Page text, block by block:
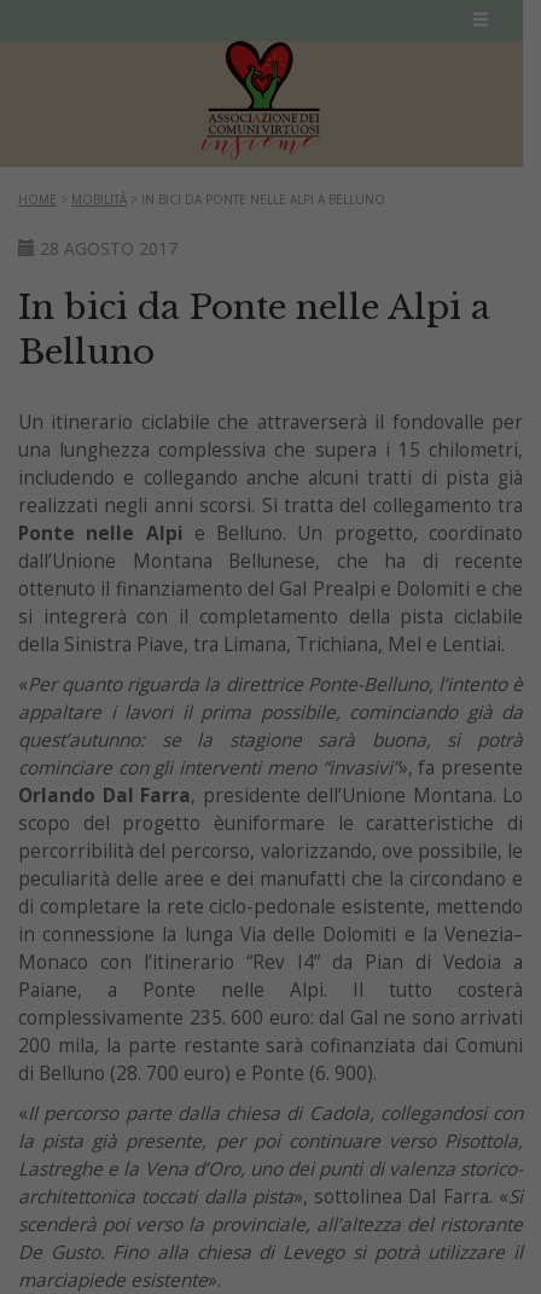
HOME > MOBILITÀ > IN BICI DA PONTE NELLE ALPI A BELLUNO
28 AGOSTO 2017
In bici da Ponte nelle Alpi a
Belluno
Un itinerario ciclabile che attraverserà il fondovalle per
una lunghezza complessiva che supera i 15 chilometri,
includendo e collegando anche alcuni tratti di pista già
realizzati negli anni scorsi. Si tratta del collegamento tra
Ponte nelle Alpi e Belluno. Un progetto, coordinato
dall’Unione Montana Bellunese, che ha di recente
ottenuto il finanziamento del Gal Prealpi e Dolomiti e che
si integrerà con il completamento della pista ciclabile
della Sinistra Piave, tra Limana, Trichiana, Mel e Lentiai.
«Per quanto riguarda la direttrice Ponte-Belluno, l’intento è
appaltare i lavori il prima possibile, cominciando già da
quest’autunno: se la stagione sarà buona, si potrà
cominciare con gli interventi meno “invasivi”», fa presente
Orlando Dal Farra, presidente dell’Unione Montana. Lo
scopo del progetto èuniformare le caratteristiche di
percorribilità del percorso, valorizzando, ove possibile, le
peculiarità delle aree e dei manufatti che la circondano e
di completare la rete ciclo-pedonale esistente, mettendo
in connessione la lunga Via delle Dolomiti e la Venezia–
Monaco con l’itinerario “Rev I4” da Pian di Vedoia a
Paiane, a Ponte nelle Alpi. Il tutto costerà
complessivamente 235. 600 euro: dal Gal ne sono arrivati
200 mila, la parte restante sarà cofinanziata dai Comuni
di Belluno (28. 700 euro) e Ponte (6. 900).
«Il percorso parte dalla chiesa di Cadola, collegandosi con
la pista già presente, per poi continuare verso Pisottola,
Lastreghe e la Vena d’Oro, uno dei punti di valenza storico-
architettonica toccati dalla pista», sottolinea Dal Farra. «Si
scenderà poi verso la provinciale, all’altezza del ristorante
De Gusto. Fino alla chiesa di Levego si potrà utilizzare il
marciapiede esistente».